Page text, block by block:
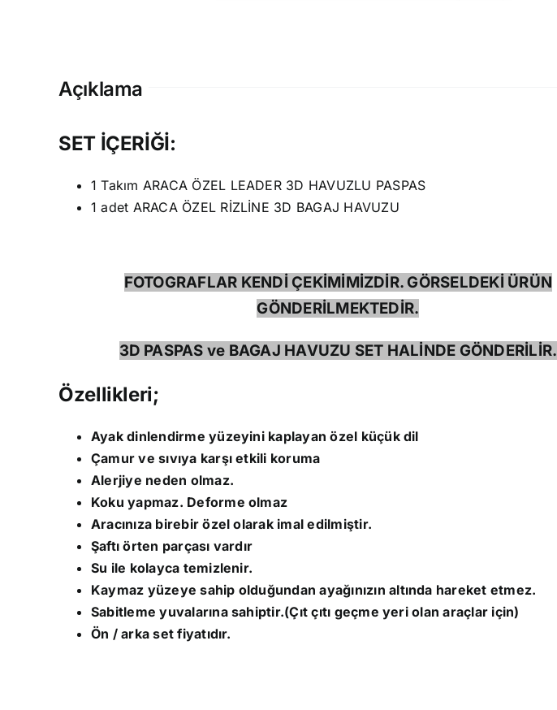
Açıklama
SET İÇERİĞİ:
1 Takım ARACA ÖZEL LEADER 3D HAVUZLU PASPAS
1 adet ARACA ÖZEL RİZLİNE 3D BAGAJ HAVUZU
FOTOGRAFLAR KENDİ ÇEKİMİMİZDİR. GÖRSELDEKİ ÜRÜN
GÖNDERİLMEKTEDİR.
3D PASPAS ve BAGAJ HAVUZU SET HALİNDE GÖNDERİLİR.
Özellikleri;
Ayak dinlendirme yüzeyini kaplayan özel küçük dil
Çamur ve sıvıya karşı etkili koruma
Alerjiye neden olmaz.
Koku yapmaz. Deforme olmaz
Aracınıza birebir özel olarak imal edilmiştir.
Şaftı örten parçası vardır
Su ile kolayca temizlenir.
Kaymaz yüzeye sahip olduğundan ayağınızın altında hareket etmez.
Sabitleme yuvalarına sahiptir.(Çıt çıtı geçme yeri olan araçlar için)
Ön / arka set fiyatıdır.